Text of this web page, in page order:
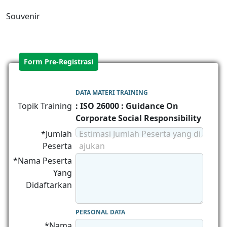
Souvenir
Form Pre-Registrasi
DATA MATERI TRAINING
Topik Training : ISO 26000 : Guidance On
Corporate Social Responsibility
*Jumlah
Peserta
Estimasi Jumlah Peserta yang di
ajukan
*Nama Peserta
Yang
Didaftarkan
PERSONAL DATA